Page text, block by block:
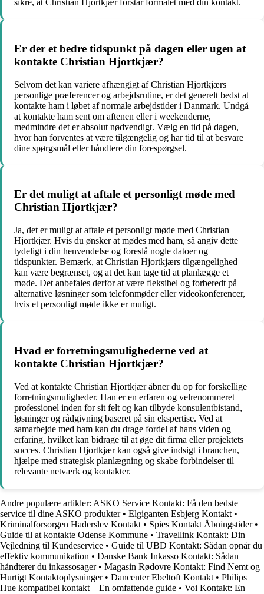
sikre, at Christian Hjortkjær forstår formålet med din kontakt.
Er der et bedre tidspunkt på dagen eller ugen at
kontakte Christian Hjortkjær?
Selvom det kan variere afhængigt af Christian Hjortkjærs
personlige præferencer og arbejdsrutine, er det generelt bedst at
kontakte ham i løbet af normale arbejdstider i Danmark. Undgå
at kontakte ham sent om aftenen eller i weekenderne,
medmindre det er absolut nødvendigt. Vælg en tid på dagen,
hvor han forventes at være tilgængelig og har tid til at besvare
dine spørgsmål eller håndtere din forespørgsel.
Er det muligt at aftale et personligt møde med
Christian Hjortkjær?
Ja, det er muligt at aftale et personligt møde med Christian
Hjortkjær. Hvis du ønsker at mødes med ham, så angiv dette
tydeligt i din henvendelse og foreslå nogle datoer og
tidspunkter. Bemærk, at Christian Hjortkjærs tilgængelighed
kan være begrænset, og at det kan tage tid at planlægge et
møde. Det anbefales derfor at være fleksibel og forberedt på
alternative løsninger som telefonmøder eller videokonferencer,
hvis et personligt møde ikke er muligt.
Hvad er forretningsmulighederne ved at
kontakte Christian Hjortkjær?
Ved at kontakte Christian Hjortkjær åbner du op for forskellige
forretningsmuligheder. Han er en erfaren og velrenommeret
professionel inden for sit felt og kan tilbyde konsulentbistand,
løsninger og rådgivning baseret på sin ekspertise. Ved at
samarbejde med ham kan du drage fordel af hans viden og
erfaring, hvilket kan bidrage til at øge dit firma eller projektets
succes. Christian Hjortkjær kan også give indsigt i branchen,
hjælpe med strategisk planlægning og skabe forbindelser til
relevante netværk og kontakter.
Andre populære artikler: ASKO Service Kontakt: Få den bedste
service til dine ASKO produkter• Elgiganten Esbjerg Kontakt •
Kriminalforsorgen Haderslev Kontakt • Spies Kontakt Åbningstider•
Guide til at kontakte Odense Kommune • Travellink Kontakt: Din
Vejledning til Kundeservice • Guide til UBD Kontakt: Sådan opnår du
effektiv kommunikation • Danske Bank Inkasso Kontakt: Sådan
håndterer du inkassosager• Magasin Rødovre Kontakt: Find Nemt og
Hurtigt Kontaktoplysninger• Dancenter Ebeltoft Kontakt • Philips
Hue kompatibel kontakt – En omfattende guide • Voi Kontakt: En